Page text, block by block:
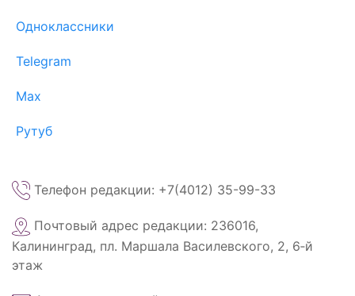
Одноклассники
Telegram
Max
Рутуб
Телефон редакции: +7(4012) 35-99-33
Почтовый адрес редакции: 236016,
Калининград, пл. Маршала Василевского, 2, 6‑й
этаж